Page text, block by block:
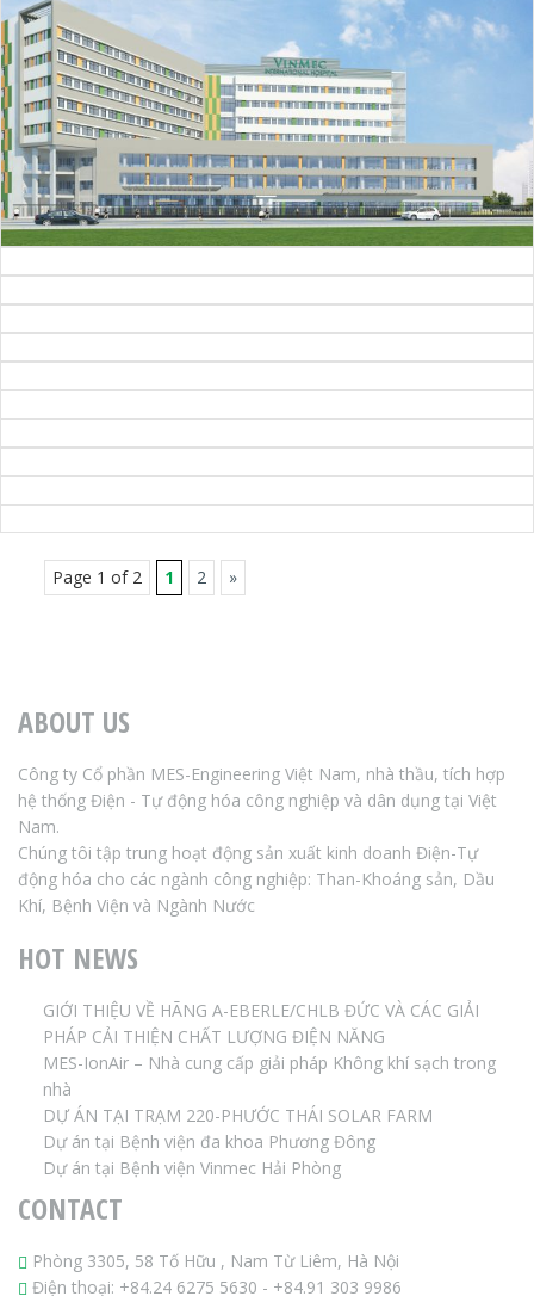
Page 1 of 2 1 2 »
ABOUT US
Công ty Cổ phần MES-Engineering Việt Nam, nhà thầu, tích hợp
hệ thống Điện - Tự động hóa công nghiệp và dân dụng tại Việt
Nam.
Chúng tôi tập trung hoạt động sản xuất kinh doanh Điện-Tự
động hóa cho các ngành công nghiệp: Than-Khoáng sản, Dầu
Khí, Bệnh Viện và Ngành Nước
HOT NEWS
GIỚI THIỆU VỀ HÃNG A-EBERLE/CHLB ĐỨC VÀ CÁC GIẢI
PHÁP CẢI THIỆN CHẤT LƯỢNG ĐIỆN NĂNG
MES-IonAir – Nhà cung cấp giải pháp Không khí sạch trong
nhà
DỰ ÁN TẠI TRẠM 220-PHƯỚC THÁI SOLAR FARM
Dự án tại Bệnh viện đa khoa Phương Đông
Dự án tại Bệnh viện Vinmec Hải Phòng
CONTACT
Phòng 3305, 58 Tố Hữu , Nam Từ Liêm, Hà Nội
Điện thoại: +84.24 6275 5630 - +84.91 303 9986